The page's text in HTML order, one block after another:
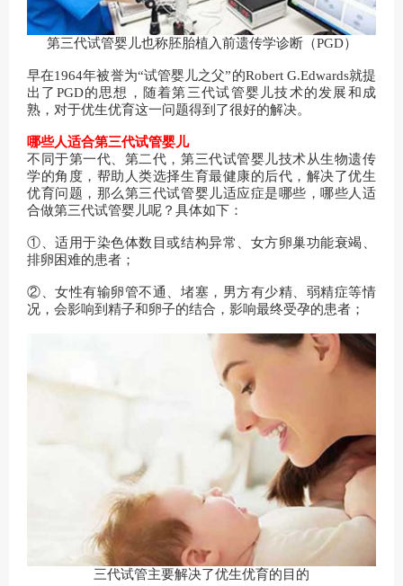
第三代试管婴儿也称胚胎植入前遗传学诊断（PGD）
早在1964年被誉为“试管婴儿之父”的Robert G.Edwards就提
出了PGD的思想，随着第三代试管婴儿技术的发展和成
熟，对于优生优育这一问题得到了很好的解决。
哪些人适合第三代试管婴儿
不同于第一代、第二代，第三代试管婴儿技术从生物遗传
学的角度，帮助人类选择生育最健康的后代，解决了优生
优育问题，那么第三代试管婴儿适应症是哪些，哪些人适
合做第三代试管婴儿呢？具体如下：
①、适用于染色体数目或结构异常、女方卵巢功能衰竭、
排卵困难的患者；
②、女性有输卵管不通、堵塞，男方有少精、弱精症等情
况，会影响到精子和卵子的结合，影响最终受孕的患者；
三代试管主要解决了优生优育的目的